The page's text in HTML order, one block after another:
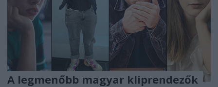
A legmenőbb magyar kliprendezők